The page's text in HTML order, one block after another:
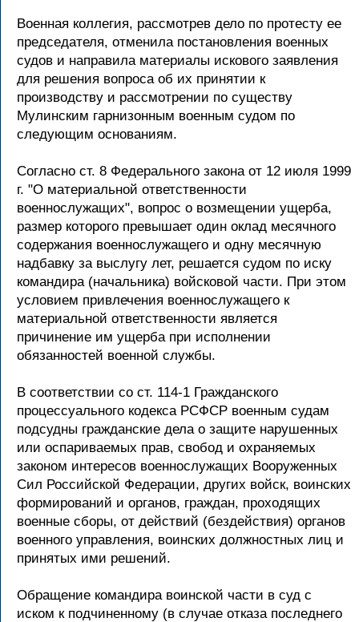
Военная коллегия, рассмотрев дело по протесту ее
председателя, отменила постановления военных
судов и направила материалы искового заявления
для решения вопроса об их принятии к
производству и рассмотрении по существу
Мулинским гарнизонным военным судом по
следующим основаниям.
Согласно ст. 8 Федерального закона от 12 июля 1999
г. "О материальной ответственности
военнослужащих", вопрос о возмещении ущерба,
размер которого превышает один оклад месячного
содержания военнослужащего и одну месячную
надбавку за выслугу лет, решается судом по иску
командира (начальника) войсковой части. При этом
условием привлечения военнослужащего к
материальной ответственности является
причинение им ущерба при исполнении
обязанностей военной службы.
В соответствии со ст. 114-1 Гражданского
процессуального кодекса РСФСР военным судам
подсудны гражданские дела о защите нарушенных
или оспариваемых прав, свобод и охраняемых
законом интересов военнослужащих Вооруженных
Сил Российской Федерации, других войск, воинских
формирований и органов, граждан, проходящих
военные сборы, от действий (бездействия) органов
военного управления, воинских должностных лиц и
принятых ими решений.
Обращение командира воинской части в суд с
иском к подчиненному (в случае отказа последнего